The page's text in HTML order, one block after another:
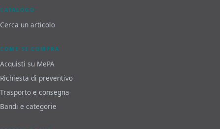
CATALOGO
Cerca un articolo
COME SI COMPRA
Acquisti su MePA
Richiesta di preventivo
Trasporto e consegna
Bandi e categorie